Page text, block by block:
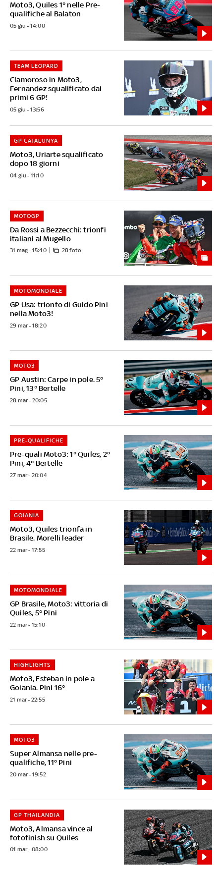
Moto3, Quiles 1° nelle Pre-
qualifiche al Balaton
05 giu - 14:00
Clamoroso in Moto3,
Fernandez squalificato dai
primi 6 GP!
TEAM LEOPARD
05 giu - 13:56
Moto3, Uriarte squalificato
dopo 18 giorni
GP CATALUNYA
04 giu - 11:10
Da Rossi a Bezzecchi: trionfi
italiani al Mugello
MOTOGP
31 mag - 15:40 28 foto
GP Usa: trionfo di Guido Pini
nella Moto3!
MOTOMONDIALE
29 mar - 18:20
GP Austin: Carpe in pole. 5°
Pini, 13° Bertelle
MOTO3
28 mar - 20:05
Pre-quali Moto3: 1° Quiles, 2°
Pini, 4° Bertelle
PRE-QUALIFICHE
27 mar - 20:04
Moto3, Quiles trionfa in
Brasile. Morelli leader
GOIANIA
22 mar - 17:55
GP Brasile, Moto3: vittoria di
Quiles, 5° Pini
MOTOMONDIALE
22 mar - 15:10
Moto3, Esteban in pole a
Goiania. Pini 16°
HIGHLIGHTS
21 mar - 22:55
Super Almansa nelle pre-
qualifiche, 11° Pini
MOTO3
20 mar - 19:52
Moto3, Almansa vince al
fotofinish su Quiles
GP THAILANDIA
01 mar - 08:00